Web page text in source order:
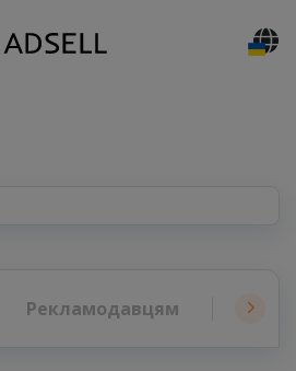
Рекламодавцям